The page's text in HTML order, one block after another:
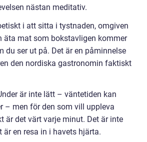
nästan meditativ.
i att sitta i tystnaden, omgiven
äta mat som bokstavligen kommer
du ser ut på. Det är en påminnelse
den nordiska gastronomin faktiskt
är inte lätt – väntetiden kan
– men för den som vill uppleva
är det värt varje minut. Det är inte
är en resa in i havets hjärta.